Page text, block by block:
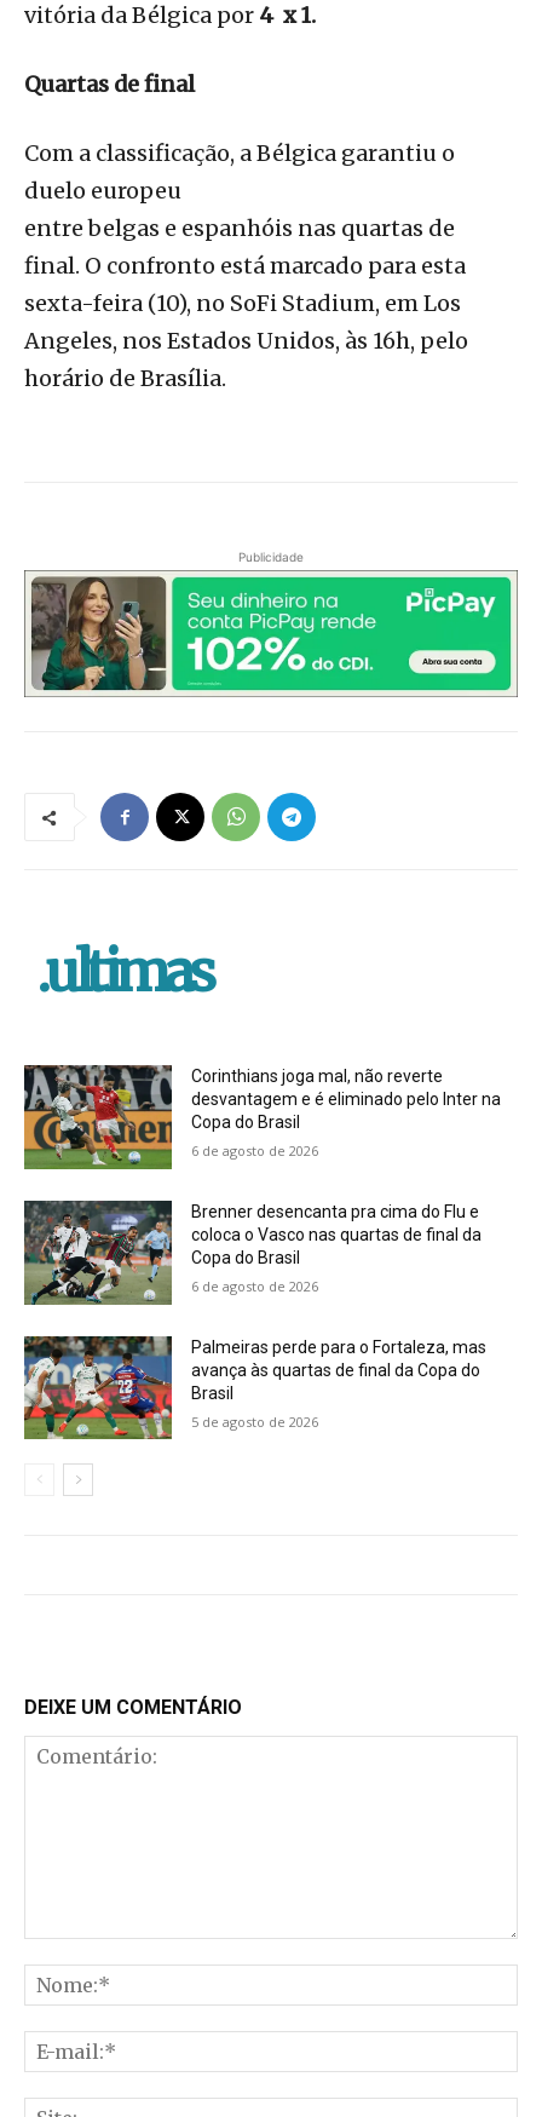
vitória da Bélgica por 4 x 1.
Quartas de final
Com a classificação, a Bélgica garantiu o
duelo europeu
entre belgas e espanhóis nas quartas de
final. O confronto está marcado para esta
sexta-feira (10), no SoFi Stadium, em Los
Angeles, nos Estados Unidos, às 16h, pelo
horário de Brasília.
Publicidade
.ultimas
Corinthians joga mal, não reverte
desvantagem e é eliminado pelo Inter na
Copa do Brasil
6 de agosto de 2026
Brenner desencanta pra cima do Flu e
coloca o Vasco nas quartas de final da
Copa do Brasil
6 de agosto de 2026
Palmeiras perde para o Fortaleza, mas
avança às quartas de final da Copa do
Brasil
5 de agosto de 2026
DEIXE UM COMENTÁRIO